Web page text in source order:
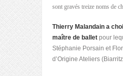
sont gravés treize noms de
Thierry Malandain a
maître de ballet pour
Stéphanie Porsain et
d’Origine Ateliers